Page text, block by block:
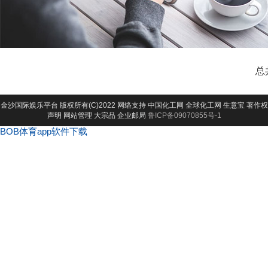
总
金沙国际娱乐平台 版权所有(C)2022 网络支持 中国化工网 全球化工网 生意宝 著作权
声明 网站管理 大宗品 企业邮局 鲁ICP备09070855号-1
BOB体育app软件下载